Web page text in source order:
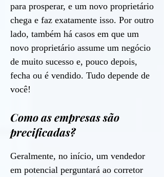
para prosperar, e um novo proprietário
chega e faz exatamente isso. Por outro
lado, também há casos em que um
novo proprietário assume um negócio
de muito sucesso e, pouco depois,
fecha ou é vendido. Tudo depende de
você!
Como as empresas são
precificadas?
Geralmente, no início, um vendedor
em potencial perguntará ao corretor